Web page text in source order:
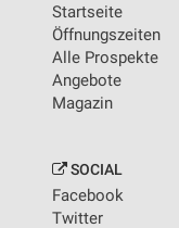
Startseite
Öffnungszeiten
Alle Prospekte
Angebote
Magazin
SOCIAL
Facebook
Twitter